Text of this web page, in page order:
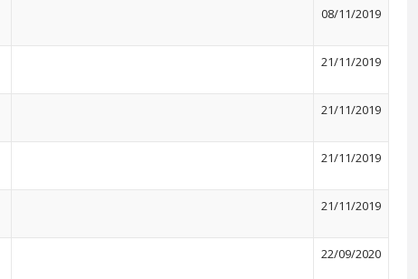
08/11/2019
21/11/2019
21/11/2019
21/11/2019
21/11/2019
22/09/2020